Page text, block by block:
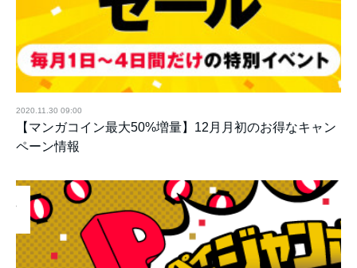
2020.11.30 09:00
【マンガコイン最大50%増量】12月月初のお得なキャン
ペーン情報